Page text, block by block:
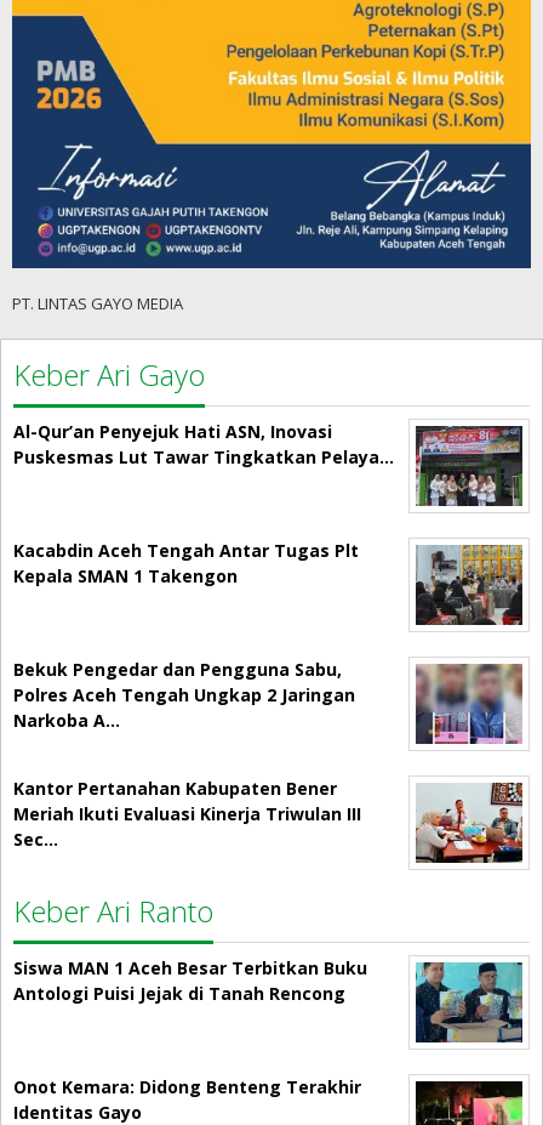
PT. LINTAS GAYO MEDIA
Keber Ari Gayo
Al-Qur’an Penyejuk Hati ASN, Inovasi
Puskesmas Lut Tawar Tingkatkan Pelaya…
Kacabdin Aceh Tengah Antar Tugas Plt
Kepala SMAN 1 Takengon
Bekuk Pengedar dan Pengguna Sabu,
Polres Aceh Tengah Ungkap 2 Jaringan
Narkoba A…
Kantor Pertanahan Kabupaten Bener
Meriah Ikuti Evaluasi Kinerja Triwulan III
Sec…
Keber Ari Ranto
Siswa MAN 1 Aceh Besar Terbitkan Buku
Antologi Puisi Jejak di Tanah Rencong
Onot Kemara: Didong Benteng Terakhir
Identitas Gayo